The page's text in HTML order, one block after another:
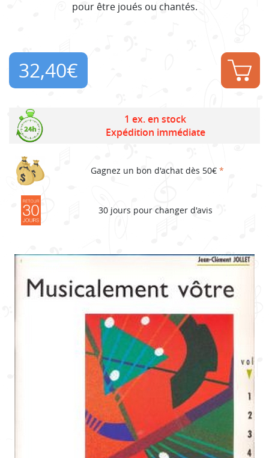
pour être joués ou chantés.
32,40€
1 ex. en stock
Expédition immédiate
Gagnez un bon d'achat dès 50€ *
30 jours pour changer d'avis